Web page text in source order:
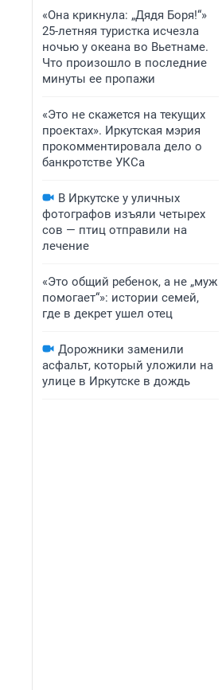
«Она крикнула: „Дядя Боря!“»
25-летняя туристка исчезла
ночью у океана во Вьетнаме.
Что произошло в последние
минуты ее пропажи
«Это не скажется на текущих
проектах». Иркутская мэрия
прокомментировала дело о
банкротстве УКСа
В Иркутске у уличных
фотографов изъяли четырех
сов — птиц отправили на
лечение
«Это общий ребенок, а не „муж
помогает“»: истории семей,
где в декрет ушел отец
Дорожники заменили
асфальт, который уложили на
улице в Иркутске в дождь